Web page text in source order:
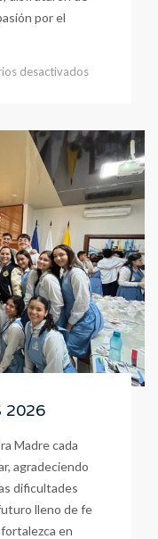
por el
desactivados
Pasión
del
Mundial
2026
Madre cada
agradeciendo
dificultades
lleno de fe
en